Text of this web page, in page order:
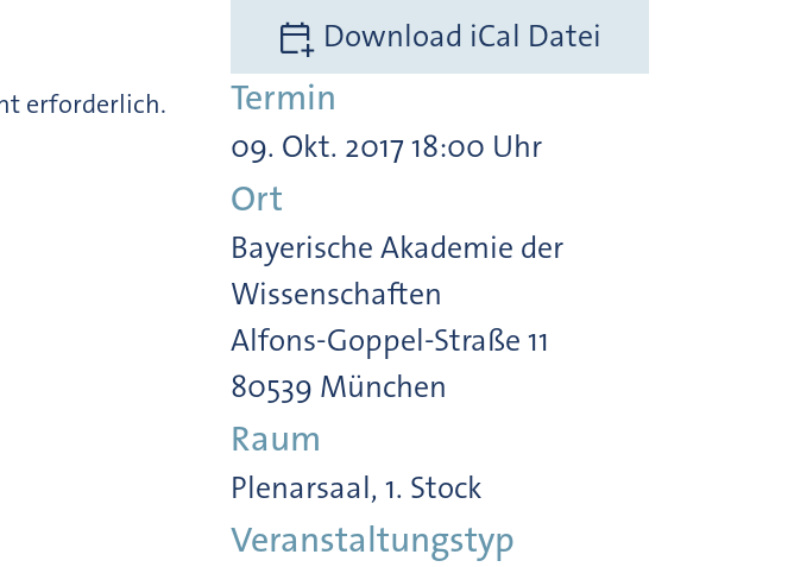
erforderlich.
Download iCal Datei
Termin
09. Okt. 2017 18:00 Uhr
Ort
Bayerische Akademie der
Wissenschaften
Alfons-Goppel-Straße 11
80539 München
Raum
Plenarsaal, 1. Stock
Veranstaltungstyp